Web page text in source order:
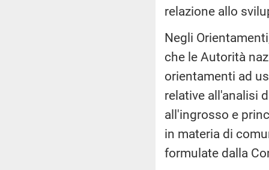
relazione allo
Negli
che le Autorità
orientamenti ad
relative all'analisi
all'ingrosso e
in materia di
formulate dalla